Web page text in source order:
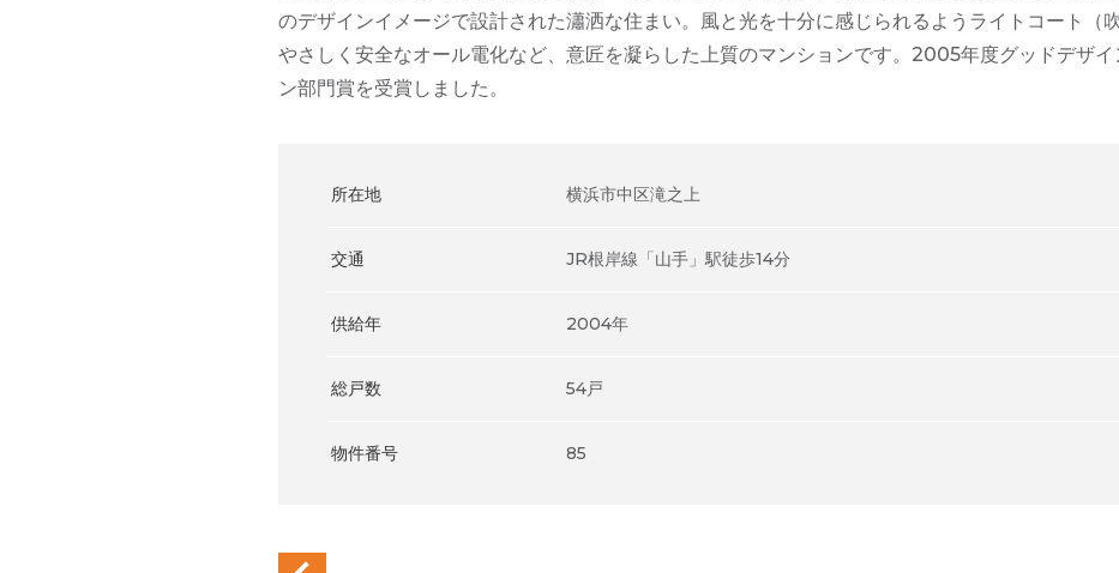
のデザインイメージで設計された瀟洒な住まい。風と光を十分に感じられるようライトコート（
やさしく安全なオール電化など、意匠を凝らした上質のマンションです。2005年度グッドデザ
ン部門賞を受賞しました。
所在地 横浜市中区滝之上
交通 JR根岸線「山手」駅徒歩14分
供給年 2004年
総戸数 54戸
物件番号 85